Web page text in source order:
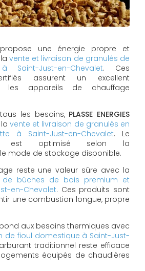
une énergie propre et
vente et livraison de granulés de
Just-en-Chevalet. Ces
assurent un excellent
les appareils de chauffage
les besoins, PLASSE ENERGIES
vente et livraison de granulés en
à Saint-Just-en-Chevalet. Le
est optimisé selon la
mode de stockage disponible.
reste une valeur sûre avec la
de bûches de bois premium et
en-Chevalet. Ces produits sont
une combustion longue, propre
aux besoins thermiques avec
de fioul domestique à Saint-Just-
traditionnel reste efficace
équipés de chaudières